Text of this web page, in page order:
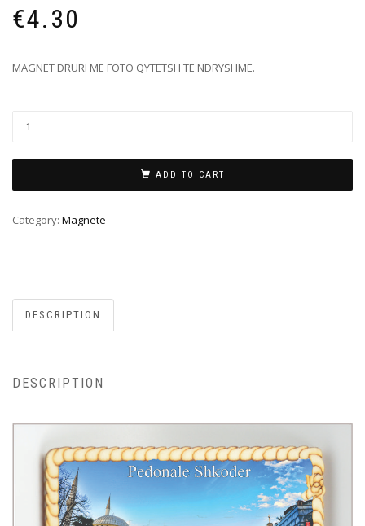
€4.30
MAGNET DRURI ME FOTO QYTETSH TE NDRYSHME.
ADD TO CART
Category: Magnete
DESCRIPTION
DESCRIPTION